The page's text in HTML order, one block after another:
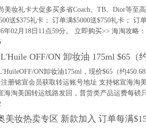
美妆礼卡大促多买多省Coach、TB、Dior等至
送$375礼卡； 订单满$5000送$750礼卡； 订
年02月18日11点59分。 立即购买>> 海淘攻略
OFF/ON 卸妆油 175ml $65（约
ON卸妆油175ml，现价$65（约
册铭宣会员获取转运账号地址 支持铭宣海淘
海淘美国转运线路发回，普货类产品运费每磅
美妆热卖专区 新款加入 订单每满